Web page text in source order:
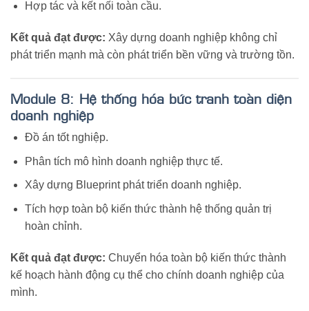
Hợp tác và kết nối toàn cầu.
Kết quả đạt được: Xây dựng doanh nghiệp không chỉ
phát triển mạnh mà còn phát triển bền vững và trường tồn.
Module 8: Hệ thống hóa bức tranh toàn diện
doanh nghiệp
Đồ án tốt nghiệp.
Phân tích mô hình doanh nghiệp thực tế.
Xây dựng Blueprint phát triển doanh nghiệp.
Tích hợp toàn bộ kiến thức thành hệ thống quản trị
hoàn chỉnh.
Kết quả đạt được: Chuyển hóa toàn bộ kiến thức thành
kế hoạch hành động cụ thể cho chính doanh nghiệp của
mình.